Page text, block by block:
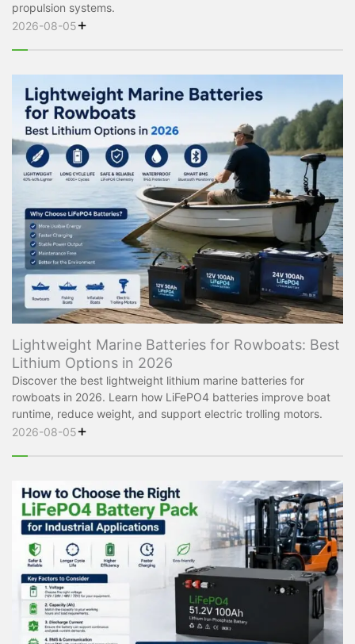
propulsion systems.
2026-08-05+
Lightweight Marine Batteries for Rowboats: Best
Lithium Options in 2026
Discover the best lightweight lithium marine batteries for
rowboats in 2026. Learn how LiFePO4 batteries improve boat
runtime, reduce weight, and support electric trolling motors.
2026-08-05+